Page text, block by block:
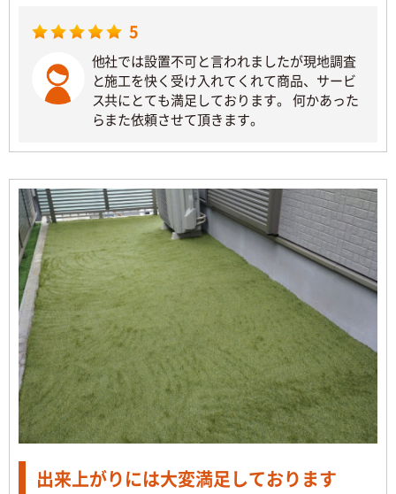
5
他社では設置不可と言われましたが現地調査
と施工を快く受け入れてくれて商品、サービ
ス共にとても満足しております。 何かあった
らまた依頼させて頂きます。
出来上がりには大変満足しております